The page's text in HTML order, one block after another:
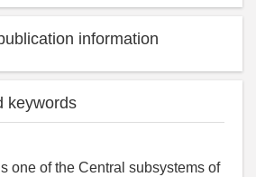
information
keywords
one of the Central subsystems of